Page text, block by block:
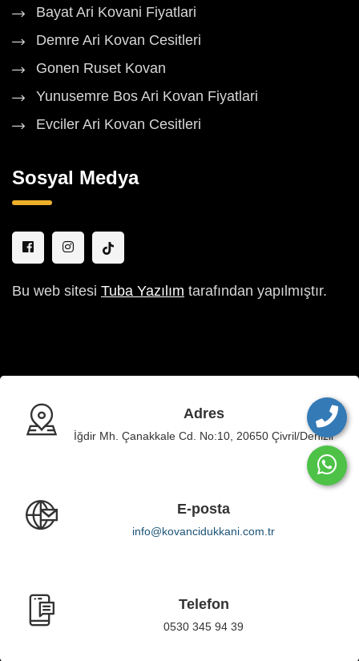
Bayat Ari Kovani Fiyatlari
Demre Ari Kovan Cesitleri
Gonen Ruset Kovan
Yunusemre Bos Ari Kovan Fiyatlari
Evciler Ari Kovan Cesitleri
Sosyal Medya
Bu web sitesi Tuba Yazılım tarafından yapılmıştır.
Adres
İğdir Mh. Çanakkale Cd. No:10, 20650 Çivril/Denizli
E-posta
info@kovancidukkani.com.tr
Telefon
0530 345 94 39